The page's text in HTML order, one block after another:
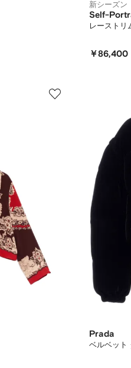
新シーズン
Self-
レーストリ
￥86,400
Prada
ベルベット